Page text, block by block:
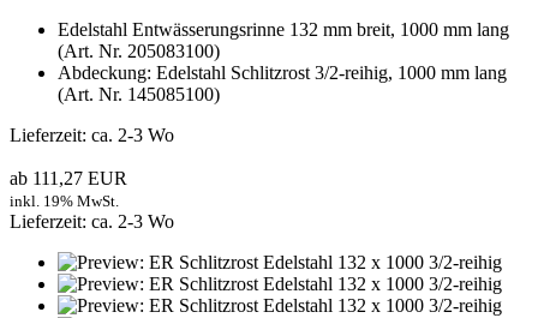
Edelstahl Entwässerungsrinne 132 mm breit, 1000 mm lang
(Art. Nr. 205083100)
Abdeckung: Edelstahl Schlitzrost 3/2-reihig, 1000 mm lang
(Art. Nr. 145085100)
Lieferzeit: ca. 2-3 Wo
ab 111,27 EUR
inkl. 19% MwSt.
Lieferzeit: ca. 2-3 Wo